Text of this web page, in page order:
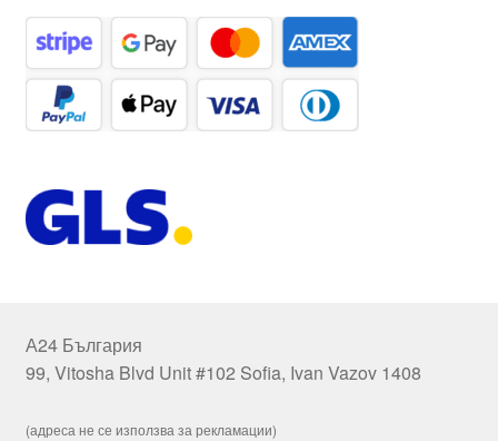
А24 България
99, Vitosha Blvd Unit #102 Sofia, Ivan Vazov 1408
(адреса не се използва за рекламации)